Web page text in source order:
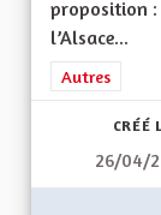
proposition :
l’Alsace...
Filtrer les
Autres
CRÉÉ
26/04/